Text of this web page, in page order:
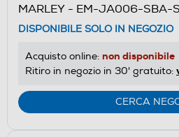
MARLEY - EM-JA006-SBA-
DISPONIBILE SOLO IN NEGOZIO
Acquisto online: non disponibile
Ritiro in negozio in 30' gratuito:
CERCA